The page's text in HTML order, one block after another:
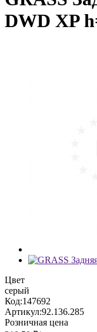
DWD XP
Цвет
серый
Код:147692
Артикул:92.136.285
Розничная цена